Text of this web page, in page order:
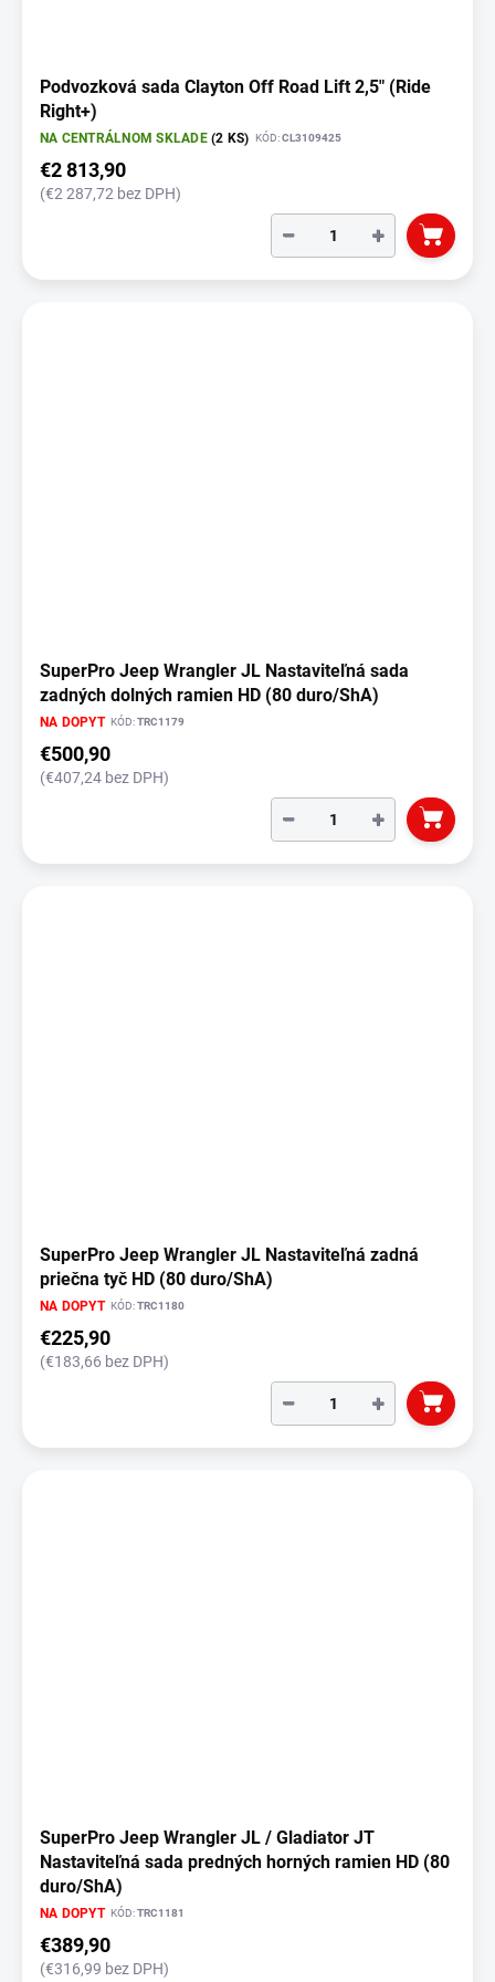
Podvozková sada Clayton Off Road Lift 2,5" (Ride
Right+)
NA CENTRÁLNOM SKLADE(2 KS) KÓD:CL3109425
€2 813,90
(€2 287,72 bez DPH)
+
−
SuperPro Jeep Wrangler JL Nastaviteľná sada
zadných dolných ramien HD (80 duro/ShA)
NA DOPYT KÓD:TRC1179
€500,90
(€407,24 bez DPH)
+
−
SuperPro Jeep Wrangler JL Nastaviteľná zadná
priečna tyč HD (80 duro/ShA)
NA DOPYT KÓD:TRC1180
€225,90
(€183,66 bez DPH)
+
−
SuperPro Jeep Wrangler JL / Gladiator JT
Nastaviteľná sada predných horných ramien HD (80
duro/ShA)
NA DOPYT KÓD:TRC1181
€389,90
(€316,99 bez DPH)